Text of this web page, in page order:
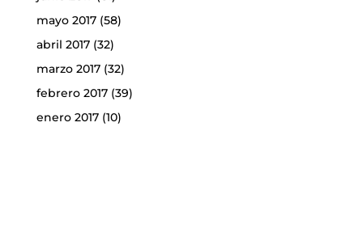
mayo 2017(58)
abril 2017(32)
marzo 2017(32)
febrero 2017(39)
enero 2017(10)